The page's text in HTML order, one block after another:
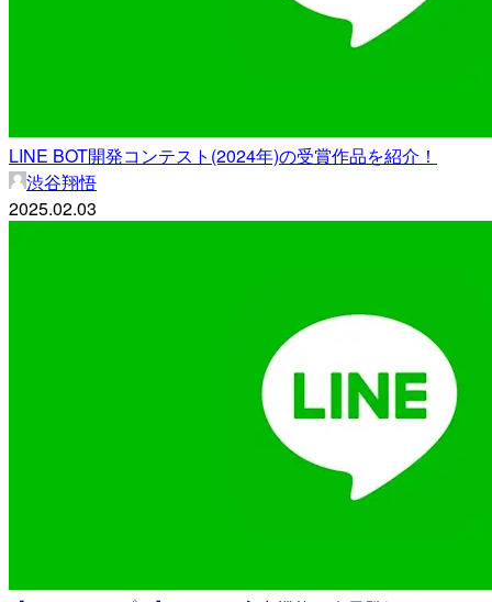
LINE BOT開発コンテスト(2024年)の受賞作品を紹介！
渋谷翔悟
2025.02.03